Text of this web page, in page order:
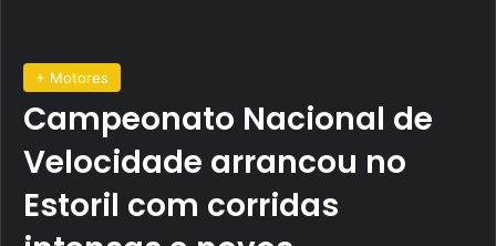
+ Motores
Campeonato Nacional de
Velocidade arrancou no
Estoril com corridas